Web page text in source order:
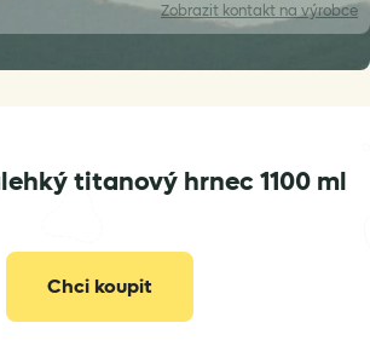
Zobrazit kontakt na výrobce
titanový hrnec 1100 ml
Chci koupit